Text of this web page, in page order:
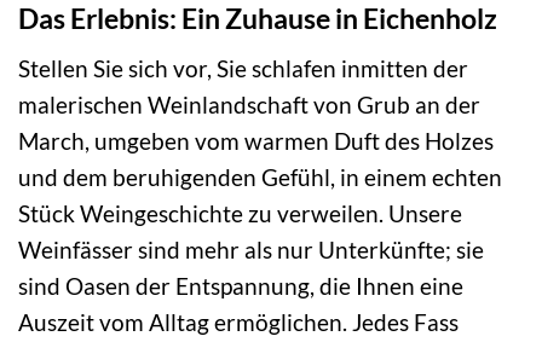
Das Erlebnis: Ein Zuhause in Eichenholz
Stellen Sie sich vor, Sie schlafen inmitten der
malerischen Weinlandschaft von Grub an der
March, umgeben vom warmen Duft des Holzes
und dem beruhigenden Gefühl, in einem echten
Stück Weingeschichte zu verweilen. Unsere
Weinfässer sind mehr als nur Unterkünfte; sie
sind Oasen der Entspannung, die Ihnen eine
Auszeit vom Alltag ermöglichen. Jedes Fass